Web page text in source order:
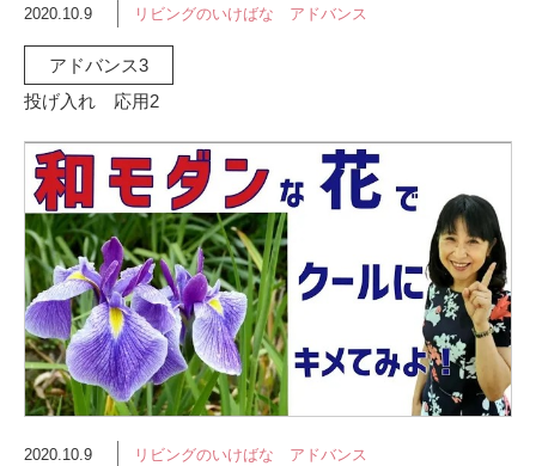
2020.10.9 リビングのいけばな アドバンス
アドバンス3
投げ入れ 応用2
2020.10.9 リビングのいけばな アドバンス